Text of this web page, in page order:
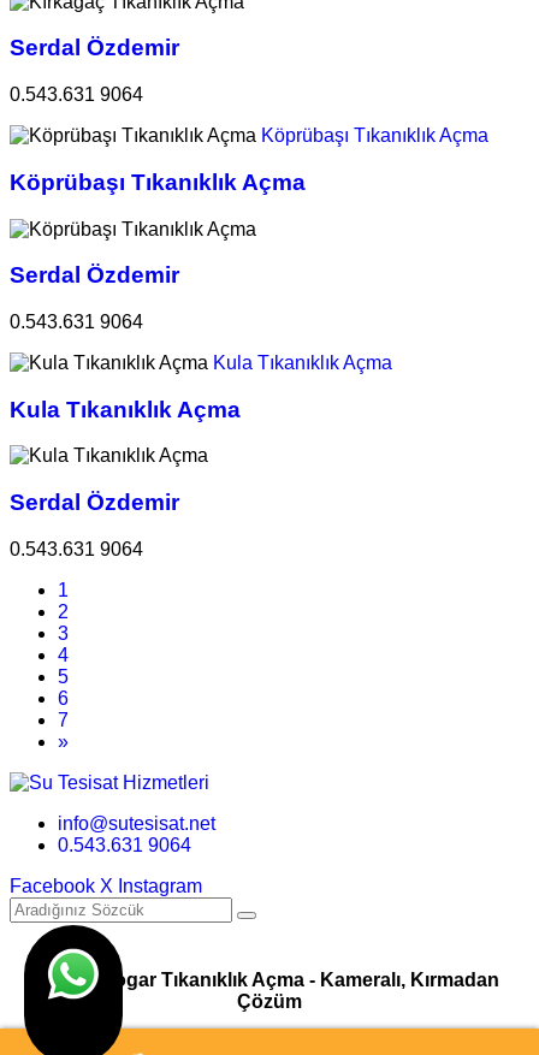
Serdal Özdemir
0.543.631 9064
Köprübaşı Tıkanıklık Açma
Köprübaşı Tıkanıklık Açma
Serdal Özdemir
0.543.631 9064
Kula Tıkanıklık Açma
Kula Tıkanıklık Açma
Serdal Özdemir
0.543.631 9064
1
2
3
4
5
6
7
»
info@sutesisat.net
0.543.631 9064
Facebook X Instagram
Pimaş Logar Tıkanıklık Açma - Kameralı, Kırmadan
Çözüm
© Su Tesisatı & Tıkanıklık Açma Hizmetleri I Tasarım